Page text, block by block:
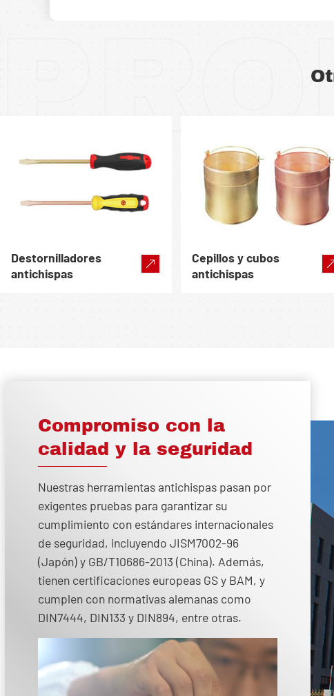
Destornilladores
antichispas
Cepillos y cubos
antichispas
Compromiso con la
calidad y la seguridad
Nuestras herramientas antichispas pasan por
exigentes pruebas para garantizar su
cumplimiento con estándares internacionales
de seguridad, incluyendo JISM7002-96
(Japón) y GB/T10686-2013 (China). Además,
tienen certificaciones europeas GS y BAM, y
cumplen con normativas alemanas como
DIN7444, DIN133 y DIN894, entre otras.